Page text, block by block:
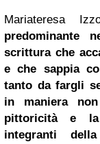
Mariateresa
predominante
scrittura che
e che sappia
tanto da fargli
in maniera
pittoricità e
integranti